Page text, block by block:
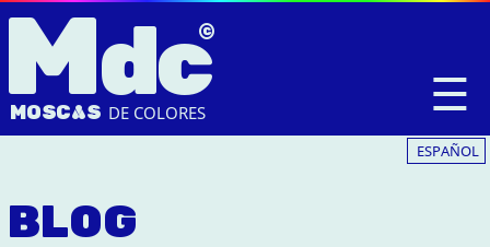
☰
Mdc
MOSCAS DE COLORES
ESPAÑOL
BLOG